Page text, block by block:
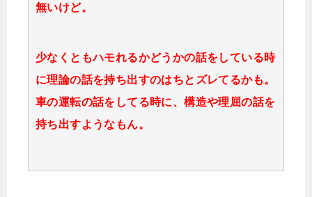
無いけど。
少なくともハモれるかどうかの話をしている時
に理論の話を持ち出すのはちとズレてるかも。
車の運転の話をしてる時に、構造や理屈の話を
持ち出すようなもん。